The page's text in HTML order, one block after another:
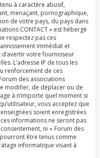
à caractère abusif,
menaçant, pornographique,
de votre pays, du pays dans
CONTACT » est hébergé
respectez pas ces
immédiat et
votre fournisseur
L’adresse IP de tous les
renforcement de ces
des associations
modifier, de déplacer ou de
à n’importe quel moment si
vous acceptez que
soient enregistrées
informations ne seront pas
ni « Forum des
être tenus comme
informatique visant à